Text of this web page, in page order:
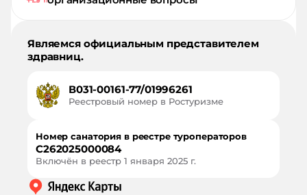
Являемся официальным представителем
здравниц.
В031-00161-77/01996261
Реестровый номер в Ростуризме
Номер санатория в реестре туроператоров
С262025000084
Включён в реестр 1 января 2025 г.